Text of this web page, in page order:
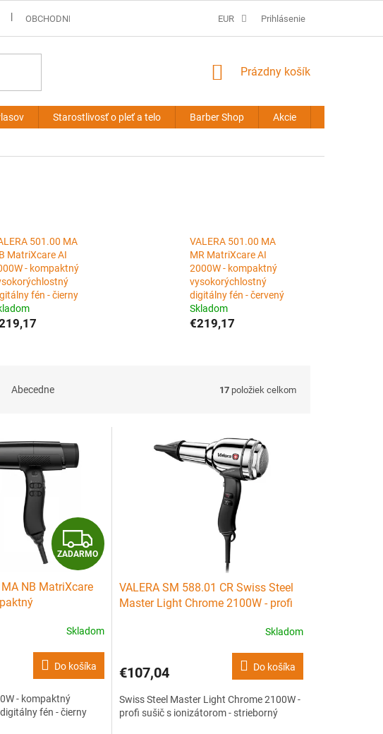
OBCHODNÉ PODMIENKY PREDLŽOVANIE VLASOV - OBCHODNÉ PODMIENKY
EUR Prihlásenie
NÁKUPNÝ
Prázdny košík
Starostlivosť o pleť a telo Barber Shop Akcie
501.00 MA
MatriXcare AI
- kompaktný
fén - čierny
VALERA 501.00 MA
MR MatriXcare AI
2000W - kompaktný
vysokorýchlostný
digitálny fén - červený
Skladom
€219,17
Abecedne 17 položiek celkom
Z
A
D
A
R
M
ZADARMO
NB MatriXcare
Skladom
Do košíka
- kompaktný
fén - čierny
VALERA SM 588.01 CR Swiss Steel
Master Light Chrome 2100W - profi
Skladom
€107,04 Do košíka
Swiss Steel Master Light Chrome 2100W -
profi sušič s ionizátorom - strieborný